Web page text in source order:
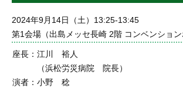
2024年9月14日（土）13:25-13:45
第1会場（出島メッセ長崎 2階 コンベンション
座長： 江川 裕人
（浜松労災病院 院長）
演者： 小野 稔